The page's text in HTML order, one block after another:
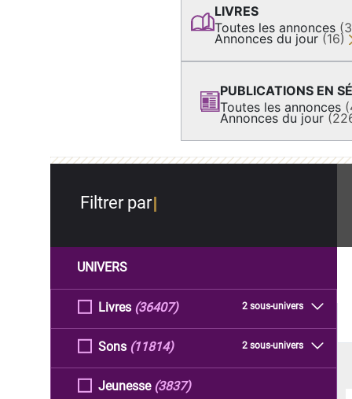
LIVRES
Toutes les annonces
Annonces du jour (16)
PUBLICATIONS EN
Toutes les annonces
Annonces du jour
Filtrer par
UNIVERS
Livres 2 sous-univers
(36407)
Sons 2 sous-univers
(11814)
Jeunesse (3837)